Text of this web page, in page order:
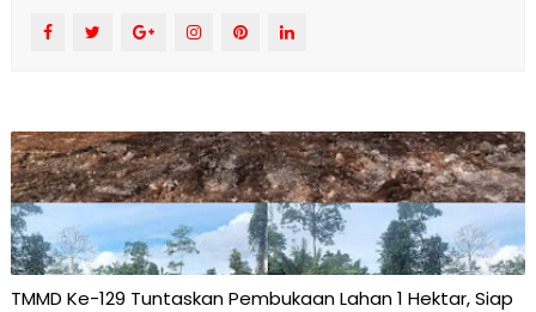
TMMD Ke-129 Tuntaskan Pembukaan Lahan 1 Hektar, Siap